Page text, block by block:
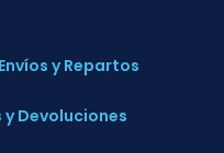
Envíos y Repartos
Devoluciones